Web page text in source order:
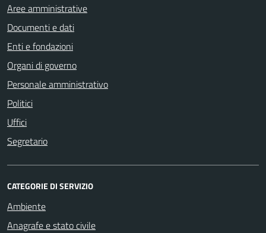
Aree amministrative
Documenti e dati
Enti e fondazioni
Organi di governo
Personale amministrativo
Politici
Uffici
Segretario
CATEGORIE DI SERVIZIO
Ambiente
Anagrafe e stato civile